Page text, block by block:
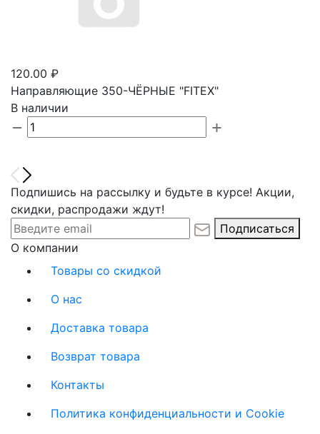
120.00 ₽
Направляющие 350-ЧЁРНЫE "FITEX"
В наличии
Подпишись на рассылку и будьте в курсе! Акции,
скидки, распродажи ждут!
Подписаться
О компании
Товары со скидкой
О нас
Доставка товара
Возврат товара
Контакты
Политика конфиденциальности и Cookie